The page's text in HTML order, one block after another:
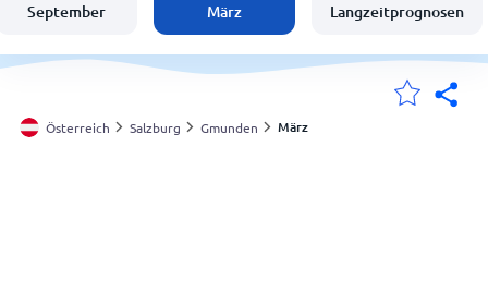
Schweiz
Deutschland
September März Langzeitprognosen
Österreich Salzburg Gmunden März